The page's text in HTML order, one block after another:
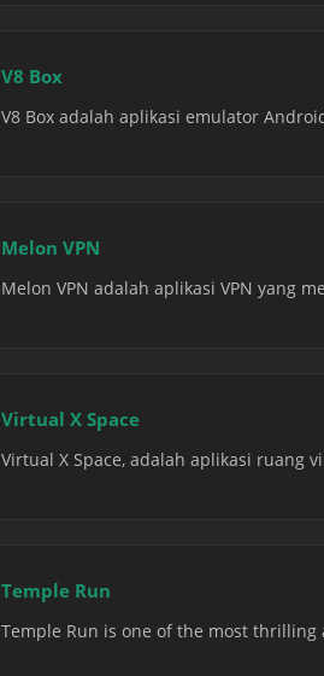
V8 Box
V8 Box adalah aplikasi emulator
Melon VPN
Melon VPN adalah aplikasi VPN yang
Virtual X Space
Virtual X Space, adalah aplikasi ruang
Temple Run
Temple Run is one of the most thrilling